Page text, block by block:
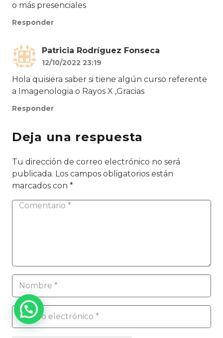
o más presenciales
Responder
Patricia Rodríguez Fonseca
12/10/2022 23:19
Hola quisiera saber si tiene algún curso referente
a Imagenologia o Rayos X ,Gracias
Responder
Deja una respuesta
Tu dirección de correo electrónico no será
publicada. Los campos obligatorios están
marcados con *